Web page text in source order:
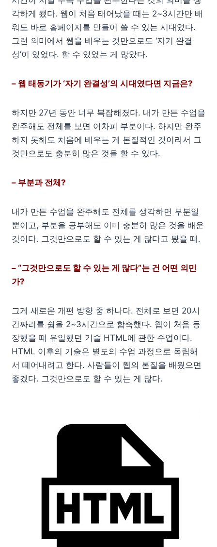
각하게 됐다. 웹이 처음 태어났을 때는 2~3시간만 배
워도 바로 홈페이지를 만들어 쓸 수 있는 시대였다.
그런 의미에서 웹을 배우는 것만으로도 ‘자기 완결
성’이 있었다. 할 수 있었는 게 많았다.
– 웹 태동기가 ‘자기 완결성’의 시대였다면 지금은?
하지만 27년 동안 너무 복잡해졌다. 내가 만든 수업을
완주해도 전체를 보면 어차피 부분이다. 하지만 완주
하지 못해도 처음에 배우는 게 본질적인 것이라서 그
것만으로도 충분히 많은 것을 할 수 있다.
– 부분과 전체?
내가 만든 수업을 완주해도 전체를 생각하면 부분일
뿐이고, 부분을 공부해도 이미 충분히 많은 것을 배운
것이다. 그것만으로도 할 수 있는 게 많다고 봤을 때.
– “그것만으로도 할 수 있는 게 많다”는 건 어떤 의민
가?
그게 새로운 개편 방향 중 하나다. 전체로 보면 20시
간짜리를 쉅을 2~3시간으로 함축했다. 웹이 처음 등
장했을 때 유일했던 기술 HTML에 관한 수업이다.
HTML 이후의 기술은 별도의 수업 과정으로 독립해
서 떼어내려고 한다. 사람들이 웹의 본질을 배웠으면
좋겠다. 그것만으로도 할 수 있는 게 많다.